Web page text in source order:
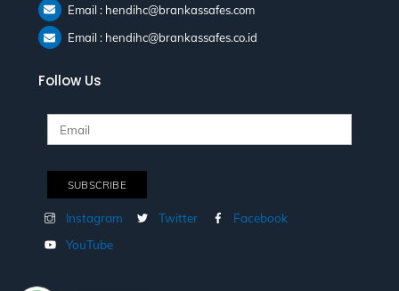
Email : hendihc@brankassafes.com
Email : hendihc@brankassafes.co.id
Follow Us
Instagram Twitter
Facebook
YouTube